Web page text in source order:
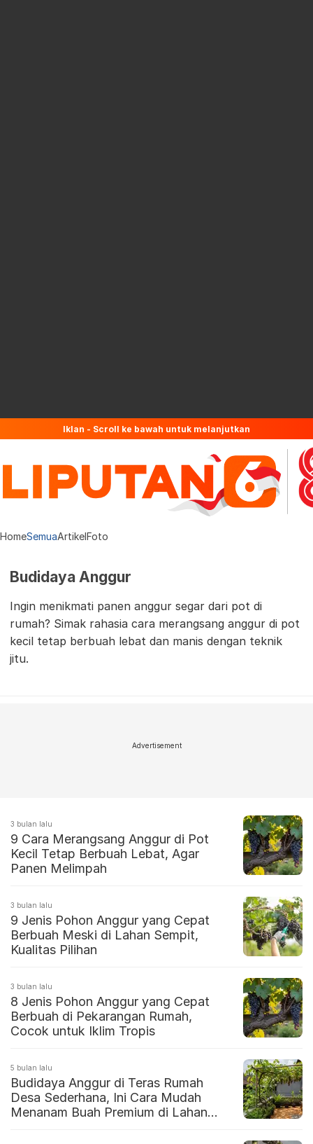
Iklan - Scroll ke bawah untuk melanjutkan
HomeSemuaArtikelFoto
Budidaya Anggur
Ingin menikmati panen anggur segar dari pot di
rumah? Simak rahasia cara merangsang anggur di pot
kecil tetap berbuah lebat dan manis dengan teknik
jitu.
Advertisement
3 bulan lalu
9 Cara Merangsang Anggur di Pot
Kecil Tetap Berbuah Lebat, Agar
Panen Melimpah
3 bulan lalu
9 Jenis Pohon Anggur yang Cepat
Berbuah Meski di Lahan Sempit,
Kualitas Pilihan
3 bulan lalu
8 Jenis Pohon Anggur yang Cepat
Berbuah di Pekarangan Rumah,
Cocok untuk Iklim Tropis
5 bulan lalu
Budidaya Anggur di Teras Rumah
Desa Sederhana, Ini Cara Mudah
Menanam Buah Premium di Lahan